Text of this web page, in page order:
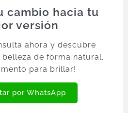
cambio hacia tu
versión
ahora y descubre
de forma natural.
para brillar!
por WhatsApp